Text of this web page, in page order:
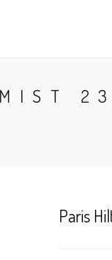
Paris